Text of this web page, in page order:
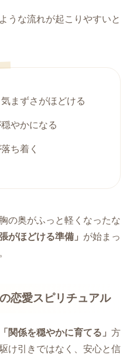
うな流れが起こりやすいと
まずさがほどける
穏やかになる
ち着く
の奥がふっと軽くなったな
張がほどける準備」 が始まっ
恋愛スピリチュアル
「関係を穏やかに育てる」 方
け引きではなく、安心と信